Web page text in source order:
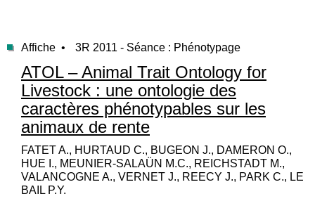
Affiche • 3R 2011 - Séance : Phénotypage
ATOL – Animal Trait Ontology for
Livestock : une ontologie des
caractères phénotypables sur les
animaux de rente
FATET A., HURTAUD C., BUGEON J., DAMERON O.,
HUE I., MEUNIER-SALAÜN M.C., REICHSTADT M.,
VALANCOGNE A., VERNET J., REECY J., PARK C., LE
BAIL P.Y.